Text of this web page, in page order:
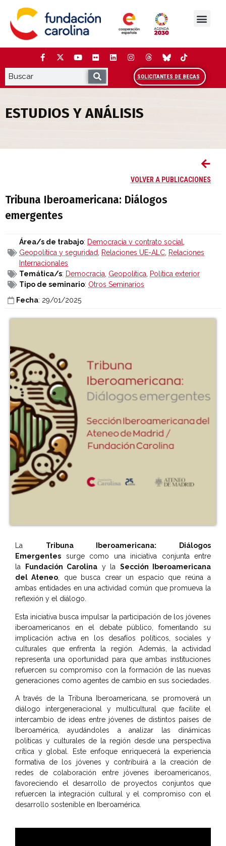
contenido
SOLICITANTES DE BECAS
ESTUDIOS Y ANÁLISIS
VOLVER A PUBLICACIONES
Tribuna Iberoamericana: Diálogos
emergentes
Área/s de trabajo: Democracia y contrato social,
Geopolítica y seguridad, Relaciones UE-ALC, Relaciones
Internacionales
Temática/s: Democracia, Geopolítica, Política exterior
Tipo de seminario: Otros Seminarios
Fecha: 29/01/2025
La Tribuna Iberoamericana: Diálogos
Emergentes surge como una iniciativa conjunta entre
la
Fundación Carolina y la Sección Iberoamericana
del Ateneo, que busca crear un espacio que reúna a
ambas entidades en una actividad común que promueva la
reflexión y el diálogo.
Esta iniciativa busca impulsar la participación de los jóvenes
iberoamericanos en el debate público, fomentando su
implicación activa en los desafíos políticos, sociales y
culturales que enfrenta la región. Además, la actividad
representa una oportunidad para que ambas instituciones
refuercen su compromiso con la formación de las nuevas
generaciones como agentes de cambio en sus sociedades.
A través de la Tribuna Iberoamericana, se promoverá un
diálogo intergeneracional y multicultural que facilite el
intercambio de ideas entre jóvenes de distintos países de
Iberoamérica, ayudándoles a analizar las dinámicas
políticas y culturales de la región desde una perspectiva
crítica y global. Este enfoque enriquecerá la experiencia
formativa de los jóvenes y contribuirá a la creación de
redes de colaboración entre jóvenes iberoamericanos,
favoreciendo el desarrollo de proyectos conjuntos que
refuercen la integración cultural y el compromiso con el
desarrollo sostenible en Iberoamérica.